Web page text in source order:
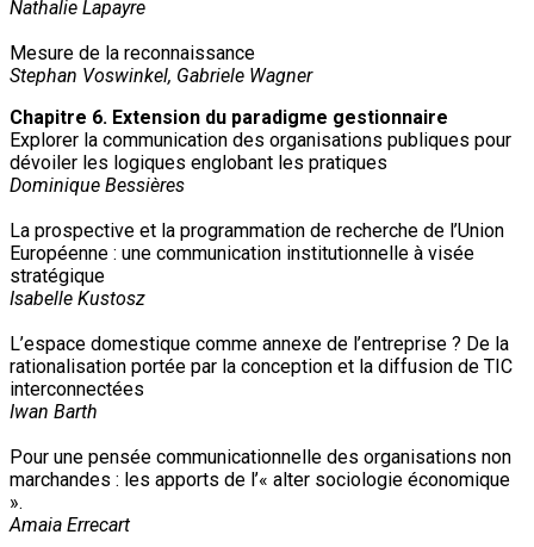
Nathalie Lapayre
Mesure de la reconnaissance
Stephan Voswinkel, Gabriele Wagner
Chapitre 6. Extension du paradigme gestionnaire
Explorer la communication des organisations publiques pour
dévoiler les logiques englobant les pratiques
Dominique Bessières
La prospective et la programmation de recherche de l’Union
Européenne : une communication institutionnelle à visée
stratégique
Isabelle Kustosz
L’espace domestique comme annexe de l’entreprise ? De la
rationalisation portée par la conception et la diffusion de TIC
interconnectées
Iwan Barth
Pour une pensée communicationnelle des organisations non
marchandes : les apports de l’« alter sociologie économique
».
Amaia Errecart